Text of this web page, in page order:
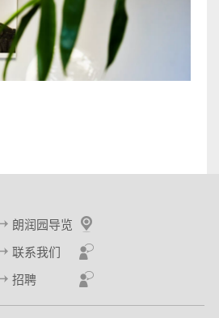
朗润园导览
联系我们
招聘